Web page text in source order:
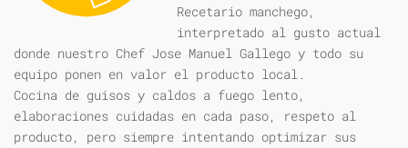
Recetario manchego,
interpretado al gusto actual
donde nuestro Chef Jose Manuel Gallego y todo su
equipo ponen en valor el producto local.
Cocina de guisos y caldos a fuego lento,
elaboraciones cuidadas en cada paso, respeto al
producto, pero siempre intentando optimizar sus